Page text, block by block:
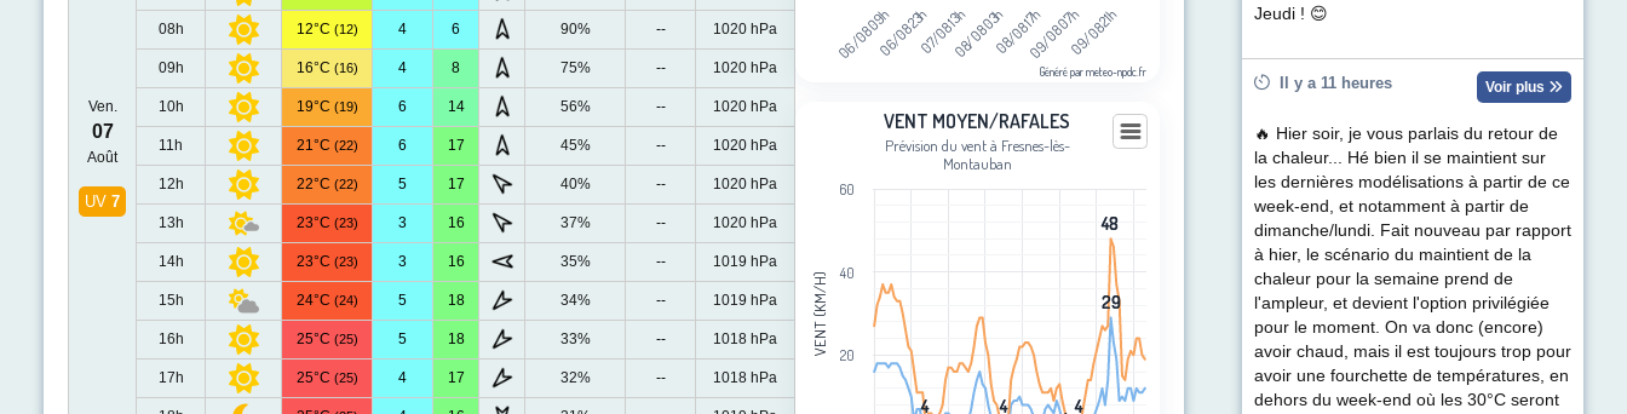
Ven.
07
Août
UV 7
08h 12°C (12) 4 6 90% -- 1020 hPa
09h 16°C (16) 4 8 75% -- 1020 hPa
10h 19°C (19) 6 14 56% -- 1020 hPa
11h 21°C (22) 6 17 45% -- 1020 hPa
12h 22°C (22) 5 17 40% -- 1020 hPa
13h 23°C (23) 3 16 37% -- 1020 hPa
14h 23°C (23) 3 16 35% -- 1019 hPa
15h 24°C (24) 5 18 34% -- 1019 hPa
16h 25°C (25) 5 18 33% -- 1018 hPa
17h 25°C (25) 4 17 32% -- 1018 hPa
06/08 09h06/08 23h07/08 13h08/08 03h08/08 17h09/08 07h09/08 21h
Généré par meteo-npdc.fr
Vent moyen/rafales
Line chart with 2 lines.
Prévision du vent à Fresnes-lès-Montauban
The chart has 1 X axis displaying categories.
The chart has 1 Y axis displaying Vent (km/h). Data ranges from 1 to 48.
VENT (KM/H)
VENT MOYEN/RAFALES
Prévision du vent à Fresnes-lès-
Montauban
29
29
4
4 4
4 4
4
48
48
20
40
60
Jeudi ! 😊
Il y a 11 heures Voir plus
🔥 Hier soir, je vous parlais du retour de
la chaleur... Hé bien il se maintient sur
les dernières modélisations à partir de ce
week-end, et notamment à partir de
dimanche/lundi. Fait nouveau par rapport
à hier, le scénario du maintient de la
chaleur pour la semaine prend de
l'ampleur, et devient l'option privilégiée
pour le moment. On va donc (encore)
avoir chaud, mais il est toujours trop pour
avoir une fourchette de températures, en
dehors du week-end où les 30°C seront